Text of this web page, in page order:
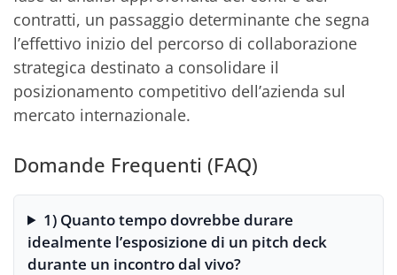
contratti, un passaggio determinante che segna
l’effettivo inizio del percorso di collaborazione
strategica destinato a consolidare il
posizionamento competitivo dell’azienda sul
mercato internazionale.
Domande Frequenti (FAQ)
1) Quanto tempo dovrebbe durare
idealmente l’esposizione di un pitch deck
durante un incontro dal vivo?